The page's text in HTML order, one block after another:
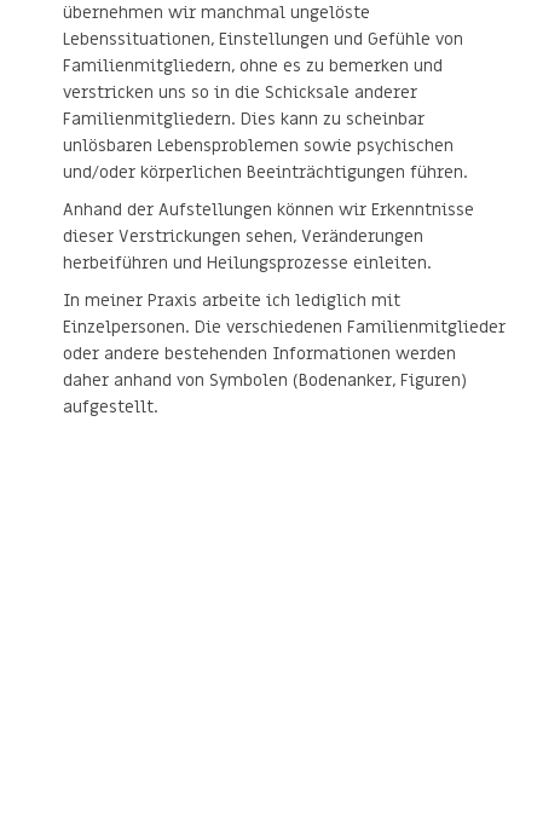
übernehmen wir manchmal ungelöste
Lebenssituationen, Einstellungen und Gefühle von
Familienmitgliedern, ohne es zu bemerken und
verstricken uns so in die Schicksale anderer
Familienmitgliedern. Dies kann zu scheinbar
unlösbaren Lebensproblemen sowie psychischen
und/oder körperlichen Beeinträchtigungen führen.
Anhand der Aufstellungen können wir Erkenntnisse
dieser Verstrickungen sehen, Veränderungen
herbeiführen und Heilungsprozesse einleiten.
In meiner Praxis arbeite ich lediglich mit
Einzelpersonen. Die verschiedenen Familienmitglieder
oder andere bestehenden Informationen werden
daher anhand von Symbolen (Bodenanker, Figuren)
aufgestellt.